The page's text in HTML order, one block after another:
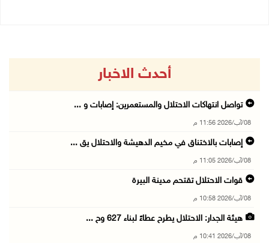
أحدث الاخبار
تواصل انتهاكات الاحتلال والمستعمرين: إصابات و ...
08/آب/2026 11:56 م
إصابات بالاختناق في مخيم الدهيشة والاحتلال يق ...
08/آب/2026 11:05 م
قوات الاحتلال تقتحم مدينة البيرة
08/آب/2026 10:58 م
هيئة الجدار: الاحتلال يطرح عطاءً لبناء 627 وح ...
08/آب/2026 10:41 م